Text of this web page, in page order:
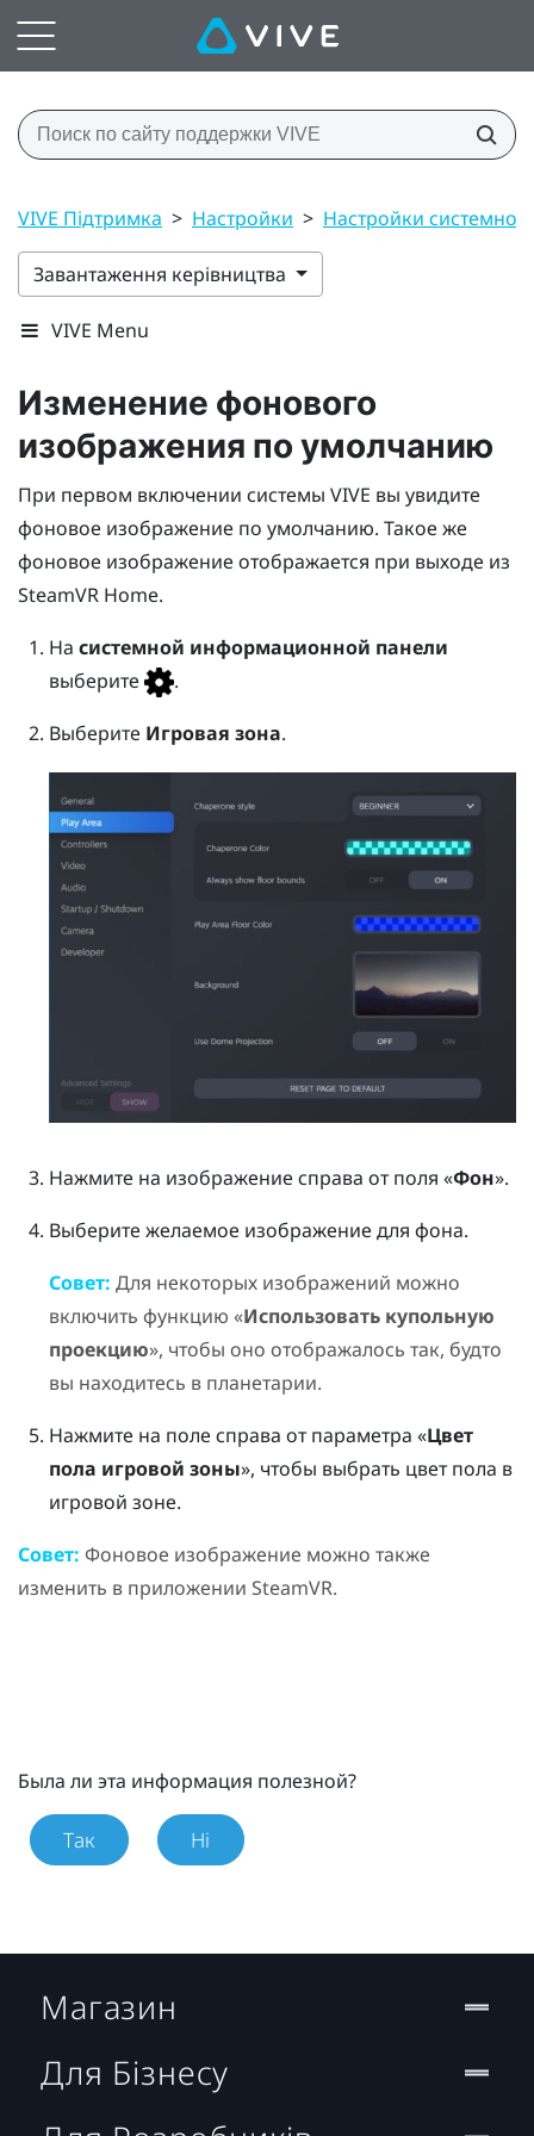
VIVE Підтримка > Настройки > Настройки
Завантаження керівництва
VIVE Menu
Изменение фонового
изображения по умолчанию
При первом включении системы VIVE вы увидите
фоновое изображение по умолчанию. Такое же
фоновое изображение отображается при выходе из
SteamVR Home.
На системной информационной панели
выберите
.
Выберите Игровая зона.
Нажмите на изображение справа от поля «Фон».
Выберите желаемое изображение для фона.
Совет: Для некоторых изображений можно
включить функцию «Использовать купольную
проекцию», чтобы оно отображалось так, будто
вы находитесь в планетарии.
Нажмите на поле справа от параметра «Цвет
пола игровой зоны», чтобы выбрать цвет пола в
игровой зоне.
Совет: Фоновое изображение можно также
изменить в приложении SteamVR.
Была ли эта информация полезной?
Так Ні
Магазин
Для Бізнесу